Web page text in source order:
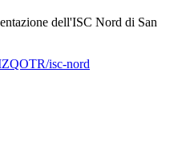
dell'ISC Nord di San
isc-nord